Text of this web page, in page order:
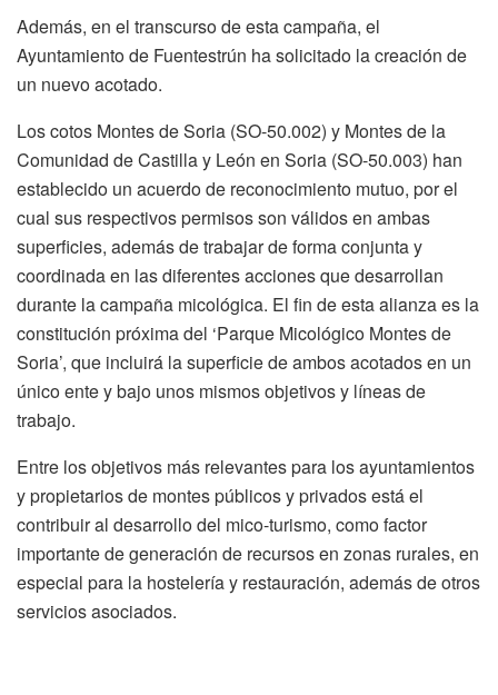
Además, en el transcurso de esta campaña, el
Ayuntamiento de Fuentestrún ha solicitado la creación de
un nuevo acotado.
Los cotos Montes de Soria (SO-50.002) y Montes de la
Comunidad de Castilla y León en Soria (SO-50.003) han
establecido un acuerdo de reconocimiento mutuo, por el
cual sus respectivos permisos son válidos en ambas
superficies, además de trabajar de forma conjunta y
coordinada en las diferentes acciones que desarrollan
durante la campaña micológica. El fin de esta alianza es la
constitución próxima del ‘Parque Micológico Montes de
Soria’, que incluirá la superficie de ambos acotados en un
único ente y bajo unos mismos objetivos y líneas de
trabajo.
Entre los objetivos más relevantes para los ayuntamientos
y propietarios de montes públicos y privados está el
contribuir al desarrollo del mico-turismo, como factor
importante de generación de recursos en zonas rurales, en
especial para la hostelería y restauración, además de otros
servicios asociados.